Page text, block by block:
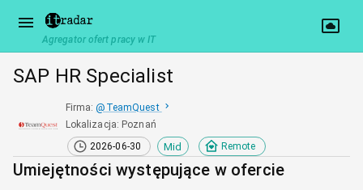
Agregator ofert pracy w IT
SAP HR Specialist
Firma: @ TeamQuest
Lokalizacja: Poznań
2026-06-30
Mid Remote
Umiejętności występujące w ofercie